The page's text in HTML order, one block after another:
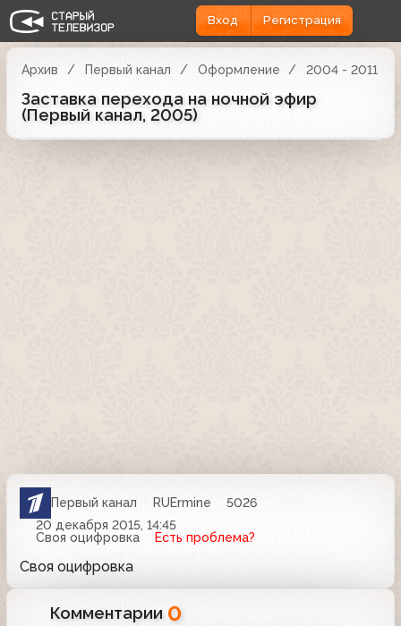
Вход Регистрация
Архив Первый канал Оформление 2004 - 2011
Заставка перехода на ночной эфир
(Первый канал, 2005)
Первый канал RUErmine
5026
20 декабря 2015, 14:45
Своя оцифровка
Есть проблема?
Своя оцифровка
Комментарии 0